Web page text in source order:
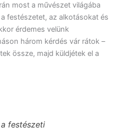
most a művészet világába
festészetet, az alkotásokat és
érdemes velünk
három kérdés vár rátok –
össze, majd küldjétek el a
festészeti